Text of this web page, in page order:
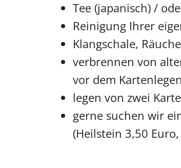
Tee (japanisch) /
Reinigung Ihrer
Klangschale,
verbrennen von
vor dem Kartenlegen
legen von zwei
gerne suchen wir
(Heilstein 3,50